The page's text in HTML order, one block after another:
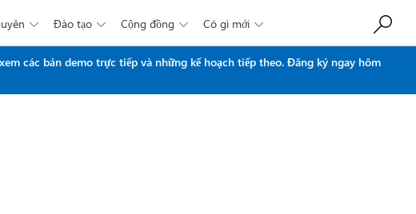
 Đào tạo  Cộng đồng  Có gì mới 
các bản demo trực tiếp và những kế hoạch tiếp theo. Đăng ký ngay hôm